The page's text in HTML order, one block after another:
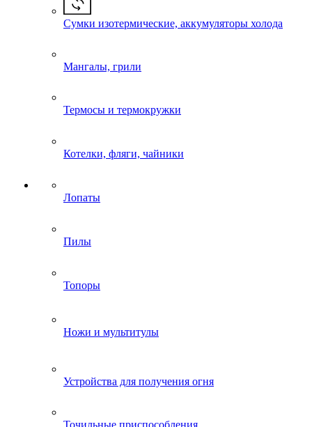
Сумки изотермические, аккумуляторы холода
Мангалы, грили
Термосы и термокружки
Котелки, фляги, чайники
Лопаты
Пилы
Топоры
Ножи и мультитулы
Устройства для получения огня
Точильные приспособления